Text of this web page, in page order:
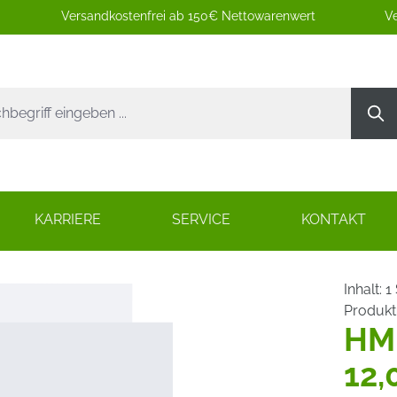
Versandkostenfrei ab 150€ Nettowarenwert
KARRIERE SERVICE KONTAKT
Inhalt: 1